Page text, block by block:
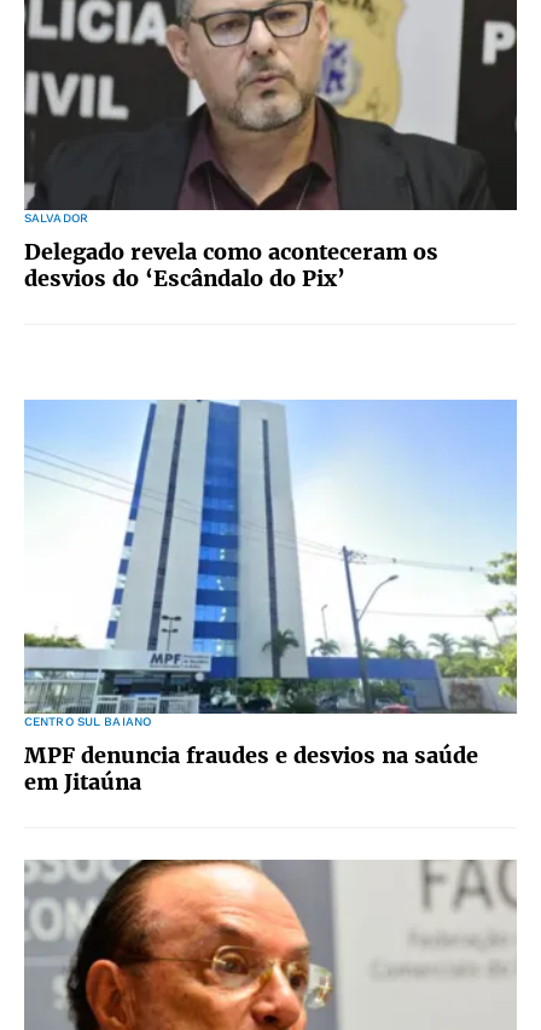
SALVADOR
Delegado revela como aconteceram os
desvios do ‘Escândalo do Pix’
CENTRO SUL BAIANO
MPF denuncia fraudes e desvios na saúde
em Jitaúna